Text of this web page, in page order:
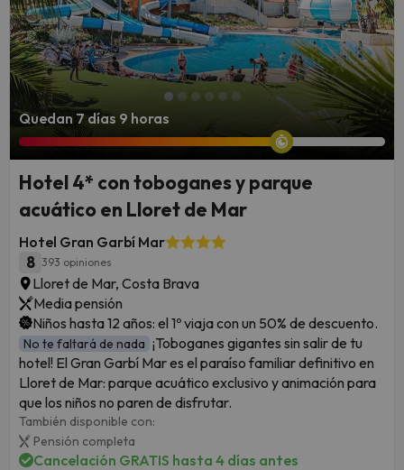
Quedan 7 días 9 horas
Hotel 4* con toboganes y parque
acuático en Lloret de Mar
Hotel Gran Garbí Mar
8 393 opiniones
Lloret de Mar, Costa Brava
Media pensión
Niños hasta 12 años: el 1º viaja con un 50% de descuento.
No te faltará de nada ¡Toboganes gigantes sin salir de tu
hotel! El Gran Garbí Mar es el paraíso familiar definitivo en
Lloret de Mar: parque acuático exclusivo y animación para
que los niños no paren de disfrutar.
También disponible con:
Pensión completa
Cancelación GRATIS hasta 4 días antes